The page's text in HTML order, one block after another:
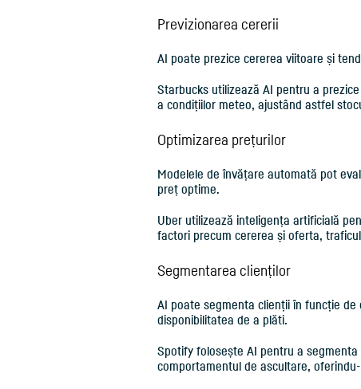
Previzionarea cererii
AI poate prezice cererea viitoare și
Starbucks utilizează AI pentru a
a condițiilor meteo, ajustând astfel
Optimizarea prețurilor
Modelele de învățare automată pot
preț optime.
Uber utilizează inteligența artificială
factori precum cererea și oferta,
Segmentarea clienților
AI poate segmenta clienții în funcție
disponibilitatea de a plăti.
Spotify folosește AI pentru a
comportamentul de ascultare,